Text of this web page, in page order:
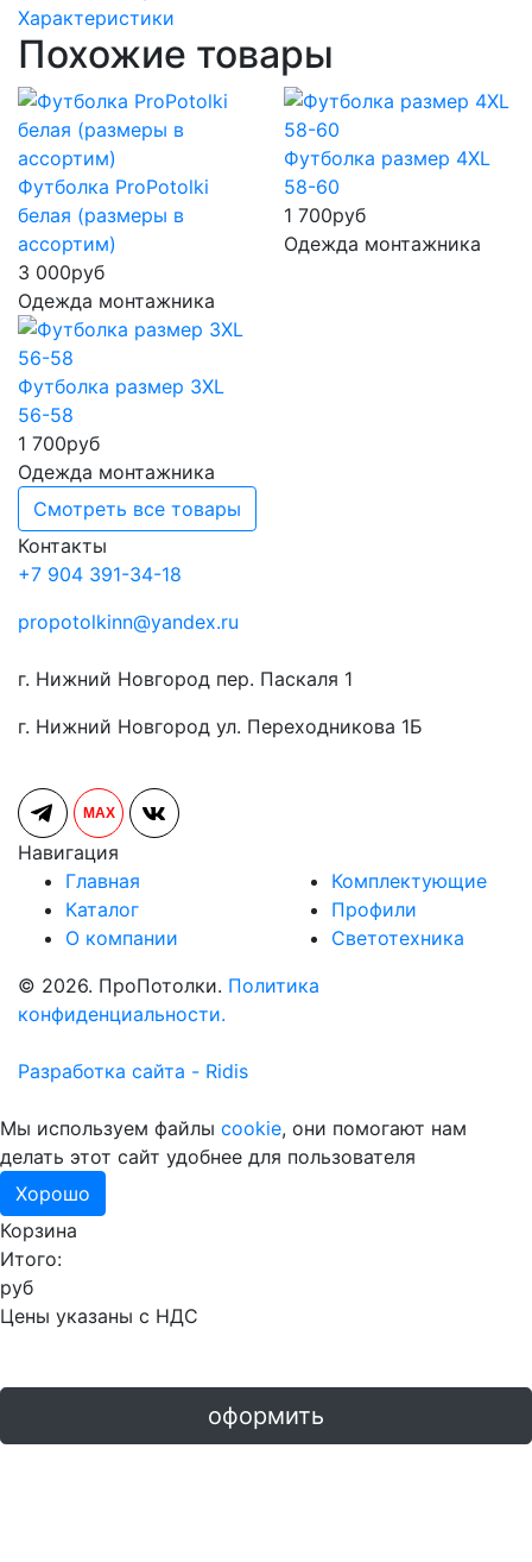
Характеристики
Похожие товары
Футболка ProPotolki
белая (размеры в
ассортим)
3 000руб
Одежда монтажника
Футболка размер 4XL
58-60
1 700руб
Одежда монтажника
Футболка размер 3XL
56-58
1 700руб
Одежда монтажника
Смотреть все товары
Контакты
+7 904 391-34-18
propotolkinn@yandex.ru
г. Нижний Новгород пер. Паскаля 1
г. Нижний Новгород ул. Переходникова 1Б
MAX
Навигация
Главная
Каталог
О компании
Комплектующие
Профили
Светотехника
© 2026. ПроПотолки. Политика
конфиденциальности.
Разработка сайта - Ridis
Мы используем файлы cookie, они помогают нам
делать этот сайт удобнее для пользователя
Хорошо
Корзина
Итого:
руб
Цены указаны с НДС
оформить